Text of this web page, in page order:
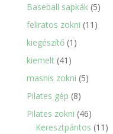
Baseball sapkák 55
feliratos zokni 11 11
kiegészítő 1 1
kiemelt 41 41
termék
masnis zokni 55
Pilates gép 88
termék
Pilates zokni 4646
termék
Keresztpántos 11 11